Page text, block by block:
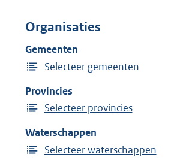
Organisaties
Gemeenten
Selecteer gemeenten
Provincies
Selecteer provincies
Waterschappen
Selecteer waterschappen